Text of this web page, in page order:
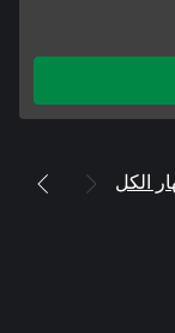
الكل